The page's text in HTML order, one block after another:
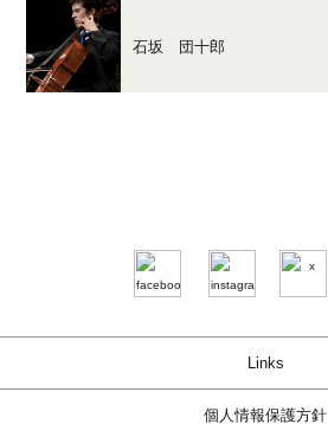
石坂 団十郎
Links
個人情報保護方針